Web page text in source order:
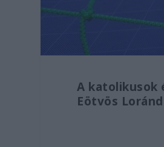
A katolikusok
Eötvös